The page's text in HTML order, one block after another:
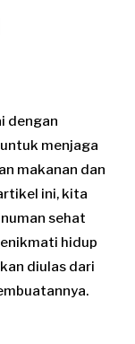
dengan
menjaga
makanan dan
ini, kita
sehat
hidup
diulas dari